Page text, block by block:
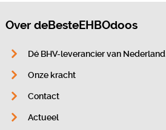
Over deBesteEHBOdoos
Dé BHV-leverancier van Nederland
Onze kracht
Contact
Actueel